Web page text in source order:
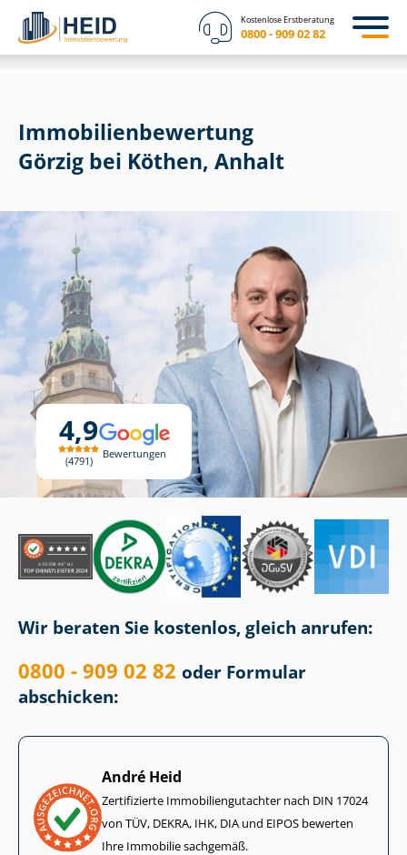
Kostenlose Erstberatung
0800 - 909 02 82
4,9
4791
Bewertungen
Immobilien­bewertung
Görzig bei Köthen, Anhalt
Wir beraten Sie kostenlos, gleich anrufen:
0800 - 909 02 82 oder Formular
abschicken:
André Heid
Zertifizierte Im­mo­bi­li­en­gut­ach­ter nach DIN 17024
von TÜV, DEKRA, IHK, DIA und EIPOS bewerten
Ihre Immobilie sachgemäß.